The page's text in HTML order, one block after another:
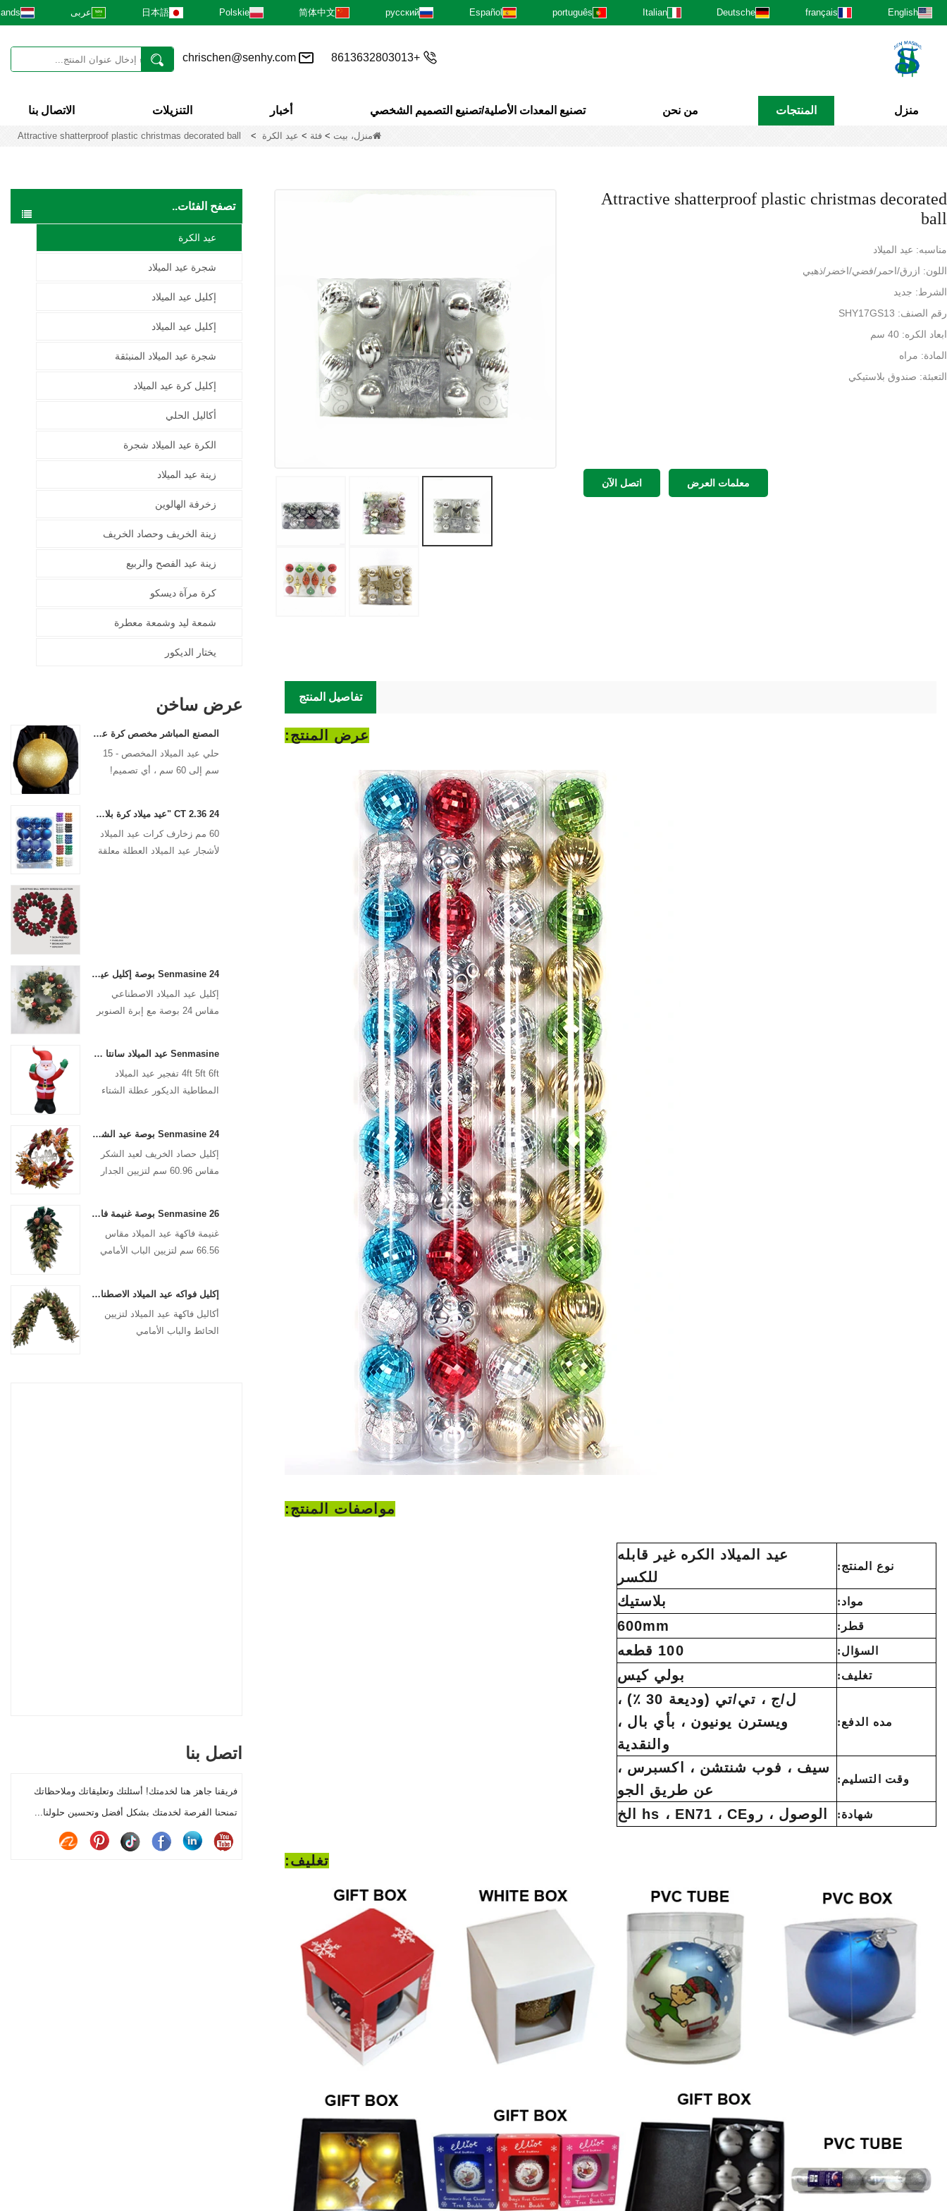
English
français
Deutsche
Italian
português
Español
русский
简体中文
Polskie
日本語 عربى
+8613632803013
chrischen@senhy.com
منزل المنتجات من نحن تصنيع المعدات الأصلية/تصنيع التصميم الشخصي أخبار التنزيلات الاتصال بنا
منزل، بيت > فئة > عيد الكرة >
Attractive shatterproof plastic christmas decorated ball
تصفح الفئات..
عيد الكرة
شجرة عيد الميلاد
إكليل عيد الميلاد
إكليل عيد الميلاد
شجرة عيد الميلاد المنبثقة
إكليل كرة عيد الميلاد
أكاليل الحلي
الكرة عيد الميلاد شجرة
زينة عيد الميلاد
زخرفة الهالوين
زينة الخريف وحصاد الخريف
زينة عيد الفصح والربيع
كرة مرآة ديسكو
شمعة ليد وشمعة معطرة
يختار الديكور
عرض ساخن
المصنع المباشر مخصص كرة عيد الميلاد الحلي الكبيرة الحلي الكبيرة 15 سم - 60 سم كرات شعار عيد الميلاد
حلي عيد الميلاد المخصص - 15
سم إلى 60 سم ، أي تصميم!
24 CT 2.36 "عيد ميلاد كرة بلاستيكية للتعليق زخرفة الزخرفة عيد الميلاد كرات مضادة
60 مم زخارف كرات عيد الميلاد
لأشجار عيد الميلاد العطلة معلقة
Senmasine 24 بوصة إكليل عيد الميلاد الاصطناعي مع إبرة الصنوبر كوز الصنوبر البونسيتة الكرة الحمراء فرع التوت الذهبي
إكليل عيد الميلاد الاصطناعي
مقاس 24 بوصة مع إبرة الصنوبر
Senmasine عيد الميلاد سانتا كلوز نفخ تفجير عيد الميلاد المطاطية الديكور عطلة الشتاء داخلي في الهواء الطلق
4ft 5ft 6ft تفجير عيد الميلاد
المطاطية الديكور عطلة الشتاء
Senmasine 24 بوصة عيد الشكر إكليل الحصاد مع علامة مرحبا سقوط الحصاد أوراق عباد الشمس اليقطين نمط القوس
إكليل حصاد الخريف لعيد الشكر
مقاس 60.96 سم لتزيين الجدار
Senmasine 26 بوصة غنيمة فاكهة عيد الميلاد مع شريط فيونكات وأوراق فرع من البولي فينيل كلوريد الاصطناعي
غنيمة فاكهة عيد الميلاد مقاس
66.56 سم لتزيين الباب الأمامي
إكليل فواكه عيد الميلاد الاصطناعي من سينماسين مقاس 72 بوصة لتزيين تعليق مدفأة السلالم
أكاليل فاكهة عيد الميلاد لتزيين
الحائط والباب الأمامي
اتصل بنا
فريقنا جاهز هنا لخدمتك! أسئلتك وتعليقاتك وملاحظاتك
تمنحنا الفرصة لخدمتك بشكل أفضل وتحسين حلولنا...
Attractive shatterproof plastic christmas decorated
ball
مناسبه: عيد الميلاد
اللون: ازرق/احمر/فضي/اخضر/ذهبي
الشرط: جديد
رقم الصنف: SHY17GS13
ابعاد الكره: 40 سم
المادة: مراه
التعبئة: صندوق بلاستيكي
معلمات العرض اتصل الآن
تفاصيل المنتج
عرض المنتج:
مواصفات المنتج:
نوع المنتج:
عيد الميلاد الكره غير قابله
للكسر
مواد: بلاستيك
قطر:
السؤال:
تغليف: بولي كيس
مده الدفع:
ل/ج ، تي/تي (وديعة 30 ٪) ،
ويسترن يونيون ، بأي بال ،
والنقدية
وقت التسليم:
سيف ، فوب شنتشن ، اكسبرس ،
عن طريق الجو
شهادة: الوصول ، روhs ، EN71 ، CE الخ
تغليف: